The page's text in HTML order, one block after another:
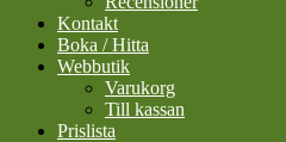
Kontakt
Boka / Hitta
Webbutik
Varukorg
Till kassan
Prislista